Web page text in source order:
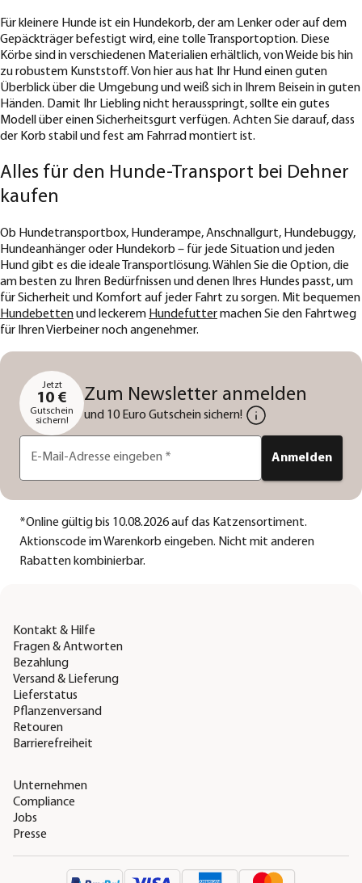
Für kleinere Hunde ist ein Hundekorb, der am Lenker oder auf dem
Gepäckträger befestigt wird, eine tolle Transportoption. Diese
Körbe sind in verschiedenen Materialien erhältlich, von Weide bis hin
zu robustem Kunststoff. Von hier aus hat Ihr Hund einen guten
Überblick über die Umgebung und weiß sich in Ihrem Beisein in guten
Händen. Damit Ihr Liebling nicht herausspringt, sollte ein gutes
Modell über einen Sicherheitsgurt verfügen. Achten Sie darauf, dass
der Korb stabil und fest am Fahrrad montiert ist.
Alles für den Hunde-Transport bei Dehner
kaufen
Ob Hundetransportbox, Hunderampe, Anschnallgurt, Hundebuggy,
Hundeanhänger oder Hundekorb – für jede Situation und jeden
Hund gibt es die ideale Transportlösung. Wählen Sie die Option, die
am besten zu Ihren Bedürfnissen und denen Ihres Hundes passt, um
für Sicherheit und Komfort auf jeder Fahrt zu sorgen. Mit bequemen
Hundebettenund leckerem Hundefuttermachen Sie den Fahrtweg
für Ihren Vierbeiner noch angenehmer.
Jetzt
10 €
Gutschein
sichern!
Zum Newsletter anmelden
und 10 Euro Gutschein sichern!
E-Mail-Adresse eingeben * Anmelden
*Online gültig bis 10.08.2026 auf das Katzensortiment.
Aktionscode im Warenkorb eingeben. Nicht mit anderen
Rabatten kombinierbar.
Kontakt & Hilfe
Fragen & Antworten
Bezahlung
Versand & Lieferung
Lieferstatus
Pflanzenversand
Retouren
Barrierefreiheit
Unternehmen
Compliance
Jobs
Presse